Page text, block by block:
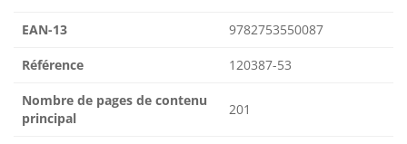
EAN-13 9782753550087
Référence 120387-53
Nombre de pages de contenu
principal
201